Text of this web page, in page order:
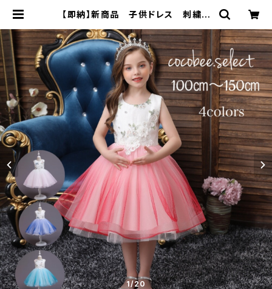
【即納】新商品 子供ドレス 刺繍リ
クール お誕生日 結婚式 ジュニ
アドレス | cocobee
1/20